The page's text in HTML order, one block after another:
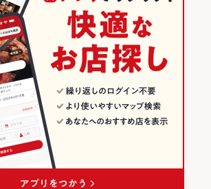
歓迎 ：お子様椅子ございます
み可能。盲導犬、介助犬、聴導犬は店内も可能。
ランキング